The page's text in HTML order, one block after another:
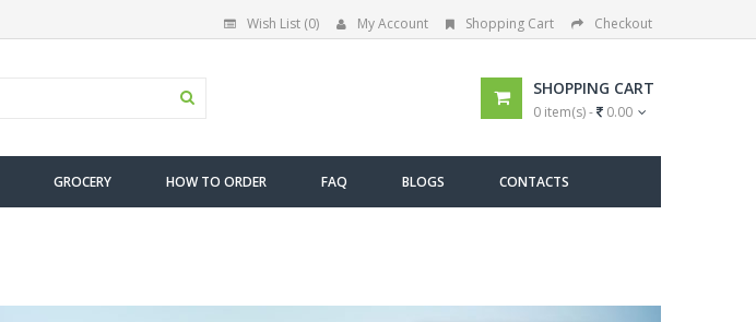
Wish List (0) My Account Shopping Cart Checkout
SHOPPING CART
0 item(s) - 0.00
GROCERY HOW TO ORDER FAQ BLOGS CONTACTS